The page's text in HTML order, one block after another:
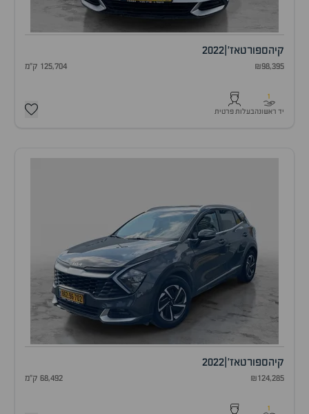
קיהספורטאז' 2022
₪98,395 125,704 ק"מ
1
יד ראשונהבעלות פרטית
קיהספורטאז' 2022
₪124,285 68,492 ק"מ
1